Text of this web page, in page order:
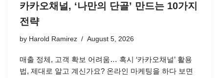
카카오채널, ‘나만의 단골’ 만드는 10가지
전략
by Harold Ramirez August 5, 2026
매출 정체, 고객 확보 어려움… 혹시 ‘카카오채널’ 활용
법, 제대로 알고 계신가요? 온라인 마케팅을 하다 보면